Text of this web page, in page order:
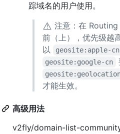
踪域名的用户使用。
⚠️ 注意：在
前（上），优先级越
以
geosite:apple-cn
geosite:google-cn
才能生效。
高级用法
v2fly/domain-list-